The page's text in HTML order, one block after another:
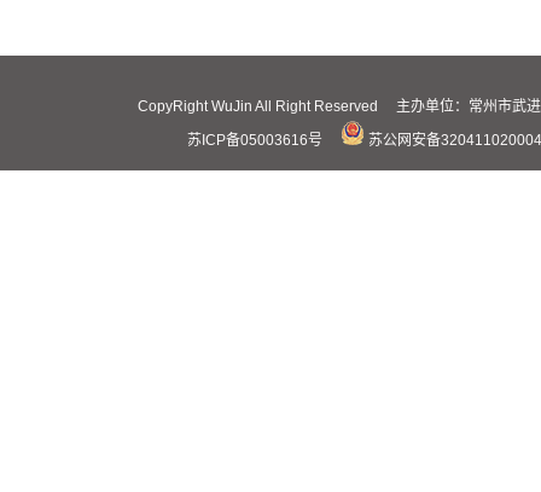
CopyRight WuJin All Right Reserved 主办单位：常州市
苏ICP备05003616号
苏公网安备